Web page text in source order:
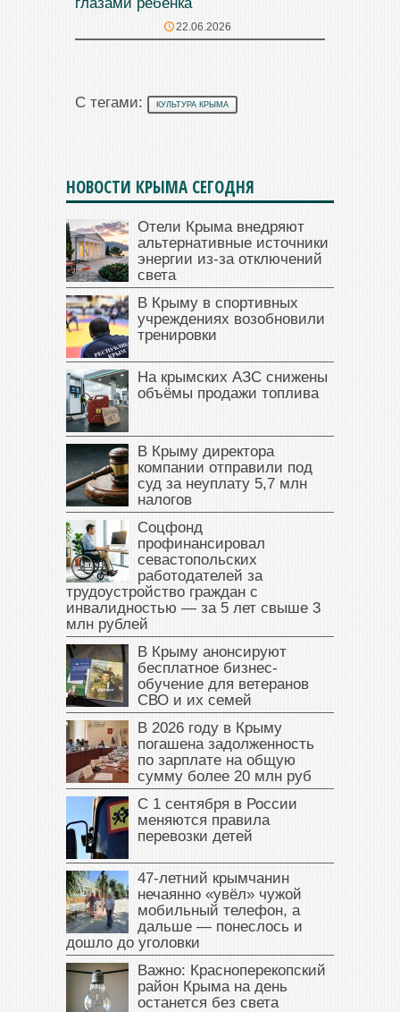
22.06.2026
С тегами: КУЛЬТУРА КРЫМА
НОВОСТИ КРЫМА СЕГОДНЯ
Отели Крыма внедряют
альтернативные источники
энергии из-за отключений
света
В Крыму в спортивных
учреждениях возобновили
тренировки
На крымских АЗС снижены
объёмы продажи топлива
В Крыму директора
компании отправили под
суд за неуплату 5,7 млн
налогов
Соцфонд
профинансировал
севастопольских
работодателей за
трудоустройство граждан с
инвалидностью — за 5 лет свыше 3
млн рублей
В Крыму анонсируют
бесплатное бизнес-
обучение для ветеранов
СВО и их семей
В 2026 году в Крыму
погашена задолженность
по зарплате на общую
сумму более 20 млн руб
С 1 сентября в России
меняются правила
перевозки детей
47‑летний крымчанин
нечаянно «увёл» чужой
мобильный телефон, а
дальше — понеслось и
дошло до уголовки
Важно: Красноперекопский
район Крыма на день
останется без света